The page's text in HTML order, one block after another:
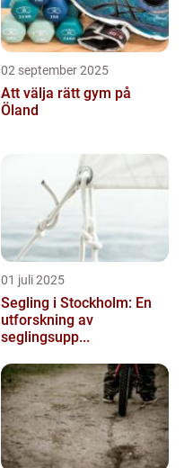
02 september 2025
Att välja rätt gym på
Öland
01 juli 2025
Segling i Stockholm: En
utforskning av
seglingsupp...